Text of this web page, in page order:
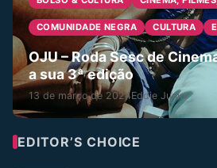
COMUNIDADE NEGRA CULTURA
OJU – Roda Sesc de
a sua 3ª edição
13 de março de 2024Eddie Junior
EDITOR’S CHOICE